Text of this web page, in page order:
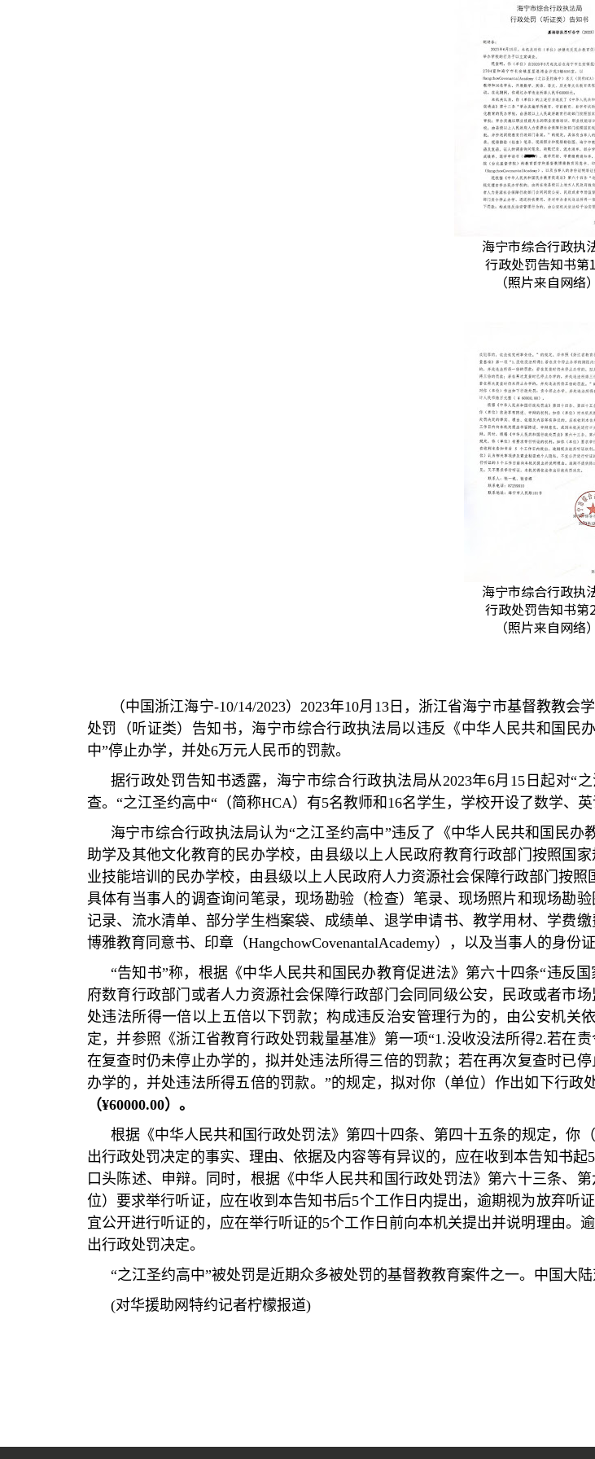
海宁市综合行政执
行政处罚告知书第
（照片来自网络）
海宁市综合行政执
行政处罚告知书第
（照片来自网络）
（中国浙江海宁-10/14/2023） 2023年10月 13日，浙江省海宁市基督教教会
处罚（听证类）告知书，海宁市综合行政执法局以违反《中华人民共和国民
中”停止办学，并处6万元人民币的罚款。
据行政处罚告知书透露，海宁市综合行政执法局从2023年6月 15 日起对“
查。 “之江圣约高中“ （简称HCA）有5名教师和 16名学生，学校开设了数学、
海宁市综合行政执法局认为“之江圣约高中”违反了《中华人民共和国民办
助学及其他文化教育的民办学校，由县级以上人民政府教育行政部门按照国
业技能培训的民办学校，由县级以上人民政府人力资源社会保障行政部门按照
具体有当事人的调查询问笔录，现场勘验（检查）笔录、现场照片和现场勘
记录、流水清单、部分学生档案袋、成绩单、退学申请书、教学用材、学费
博雅教育同意书、印章（HangchowCovenantalAcademy），以及当事人的身份
“告知书”称，根据《中华人民共和国民办教育促进法》第六十四条“违反
府数育行政部门或者人力资源社会保障行政部门会同同级公安，民政或者市
处违法所得一倍以上五倍以下罚款；构成违反治安管理行为的，由公安机关
定，并参照《浙江省教育行政处罚栽量基准》第一项“1.没收没法所得2.若在责
在复查时仍未停止办学的，拟并处违法所得三倍的罚款；若在再次复查时已
办学的，并处违法所得五倍的罚款。 ”的规定，拟对你（单位）作出如下行政处
（¥60000.00）。
根据《中华人民共和国行政处罚法》第四十四条、第四十五条的规定，你
出行政处罚决定的事实、理由、依据及内容等有异议的，应在收到本告知书起5
口头陈述、申辩。同时，根据《中华人民共和国行政处罚法》第六十三条、
位）要求举行听证，应在收到本告知书后5个工作日内提出，逾期视为放弃听
宜公开进行听证的，应在举行听证的5个工作日前向本机关提出并说明理由。
出行政处罚决定。
“之江圣约高中”被处罚是近期众多被处罚的基督教教育案件之一。中国大
(对华援助网特约记者柠檬报道)